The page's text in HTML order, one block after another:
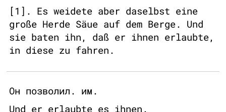
[1]. Es weidete aber daselbst eine
große Herde Säue auf dem Berge. Und
sie baten ihn, daß er ihnen erlaubte,
in diese zu fahren.
Он позволил. им.
Und er erlaubte es ihnen.